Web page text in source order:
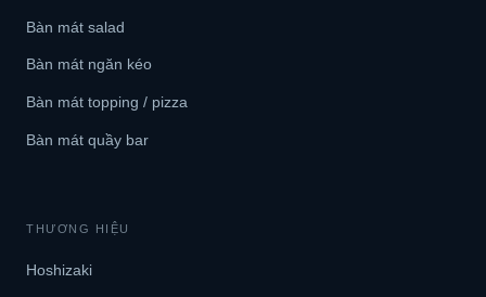
Bàn mát salad
Bàn mát ngăn kéo
Bàn mát topping / pizza
Bàn mát quầy bar
THƯƠNG HIỆU
Hoshizaki